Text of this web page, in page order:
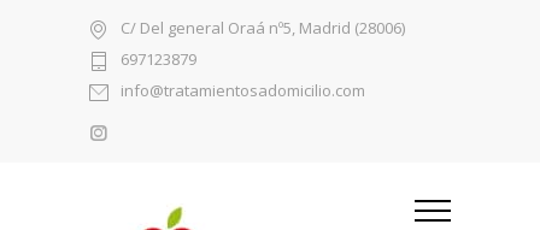
C/ Del general Oraá nº5, Madrid (28006)
697123879
info@tratamientosadomicilio.com